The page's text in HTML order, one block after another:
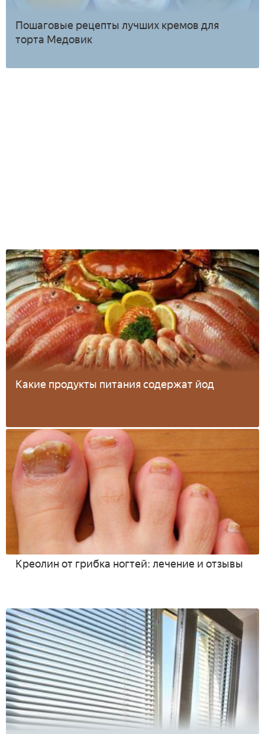
Пошаговые рецепты лучших кремов для
торта Медовик
Какие продукты питания содержат йод
Креолин от грибка ногтей: лечение и отзывы